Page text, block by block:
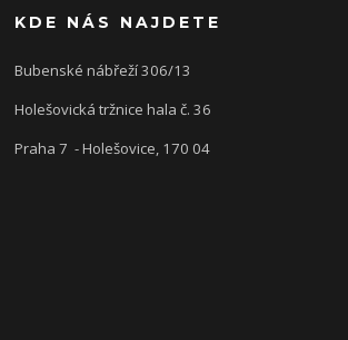
KDE NÁS NAJDETE
Bubenské nábřeží 306/13
Holešovická tržnice hala č. 36
Praha 7 - Holešovice, 170 04